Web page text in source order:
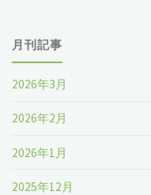
月刊記事
2026年3月
2026年2月
2026年1月
2025年12月